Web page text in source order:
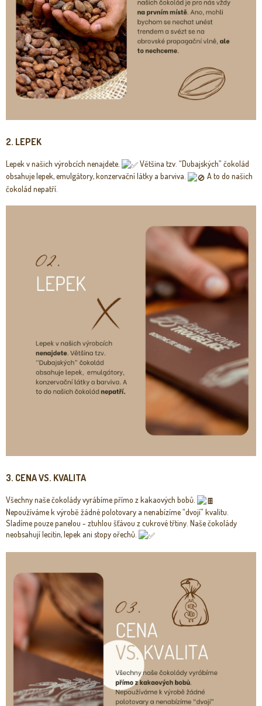
2. LEPEK
Lepek v našich výrobcích nenajdete.
Většina tzv. “Dubajských” čokolád
obsahuje lepek, emulgátory, konzervační látky a barviva.
A to do našich
čokolád nepatří.
3. CENA VS. KVALITA
Všechny naše čokolády vyrábíme přímo z kakaových bobů.
Nepoužíváme k výrobě žádné polotovary a nenabízíme “dvojí” kvalitu.
Sladíme pouze panelou - ztuhlou šťávou z cukrové třtiny. Naše čokolády
neobsahují lecitin, lepek ani stopy ořechů.